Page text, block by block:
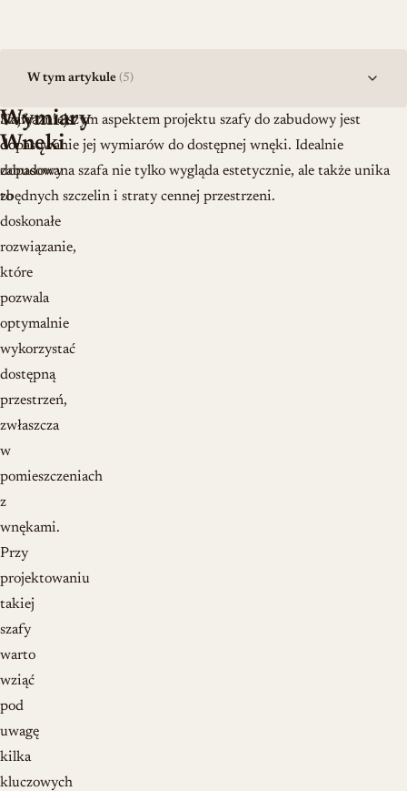
W tym artykule (5)
Szafy
do
zabudowy
to
doskonałe
rozwiązanie,
które
pozwala
optymalnie
wykorzystać
dostępną
przestrzeń,
zwłaszcza
w
pomieszczeniach
z
wnękami.
Przy
projektowaniu
takiej
szafy
warto
wziąć
pod
uwagę
kilka
kluczowych
Wymiary
Wnęki
Najważniejszym aspektem projektu szafy do zabudowy jest
dopasowanie jej wymiarów do dostępnej wnęki. Idealnie
dopasowana szafa nie tylko wygląda estetycznie, ale także unika
zbędnych szczelin i straty cennej przestrzeni.